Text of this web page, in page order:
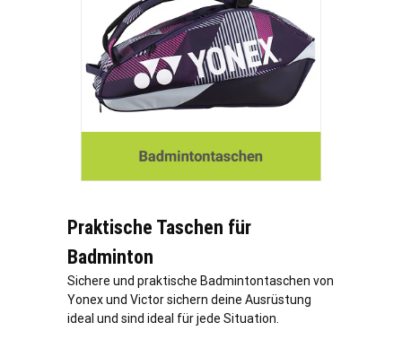
Praktische Taschen für
Badminton
Sichere und praktische Badmintontaschen von
Yonex und Victor sichern deine Ausrüstung
ideal und sind ideal für jede Situation.